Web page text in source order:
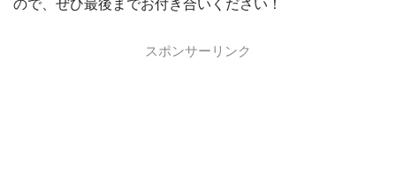
ので、ぜひ最後までお付き合いください！
スポンサーリンク